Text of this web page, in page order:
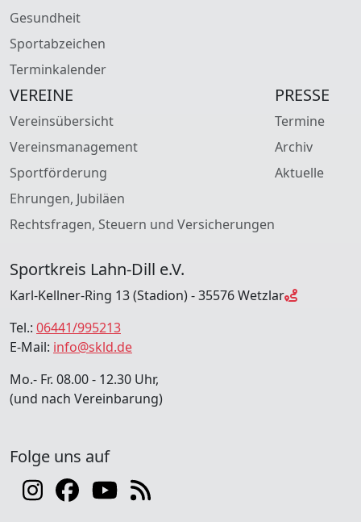
Gesundheit
Sportabzeichen
Terminkalender
VEREINE
Vereinsübersicht
Vereinsmanagement
Sportförderung
Ehrungen, Jubiläen
Rechtsfragen, Steuern und Versicherungen
PRESSE
Termine
Archiv
Aktuelle
Sportkreis Lahn-Dill e.V.
Karl-Kellner-Ring 13 (Stadion) - 35576 Wetzlar
Tel.: 06441/995213
E-Mail: info@skld.de
Mo.- Fr. 08.00 - 12.30 Uhr,
(und nach Vereinbarung)
Folge uns auf